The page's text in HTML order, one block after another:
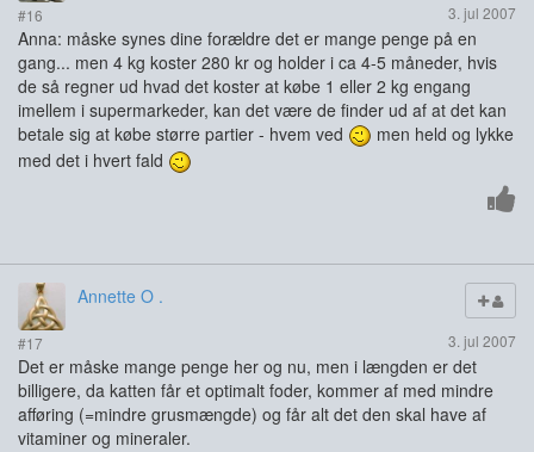
#16 3. jul 2007
Anna: måske synes dine forældre det er mange penge på en
gang... men 4 kg koster 280 kr og holder i ca 4-5 måneder, hvis
de så regner ud hvad det koster at købe 1 eller 2 kg engang
imellem i supermarkeder, kan det være de finder ud af at det kan
betale sig at købe større partier - hvem ved
men held og lykke
med det i hvert fald
Annette O .
#17 3. jul 2007
Det er måske mange penge her og nu, men i længden er det
billigere, da katten får et optimalt foder, kommer af med mindre
afføring (=mindre grusmængde) og får alt det den skal have af
vitaminer og mineraler.